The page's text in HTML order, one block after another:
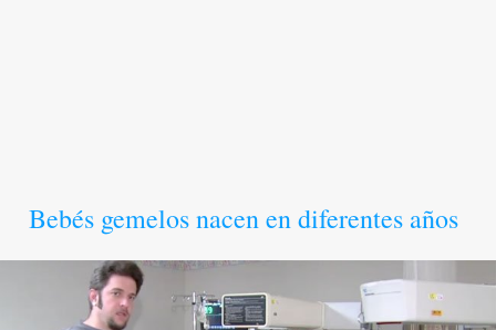
Bebés gemelos nacen en diferentes años